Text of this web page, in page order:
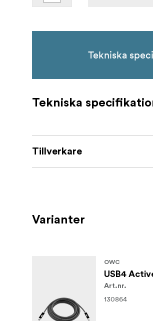
Tekniska
Tekniska
Tillverkare
Varianter
OWC
USB4
Art.nr.
130864